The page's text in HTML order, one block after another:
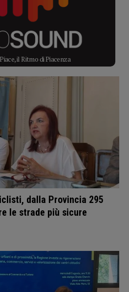
il Ritmo di Piacenza
dalla Provincia 295
le strade più sicure